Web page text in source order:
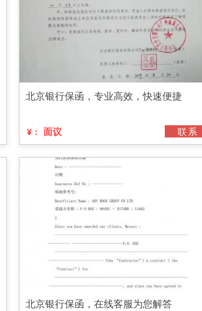
北京银行保函，专业高效，快速便捷
¥： 面议 联系
北京银行保函，在线客服为您解答